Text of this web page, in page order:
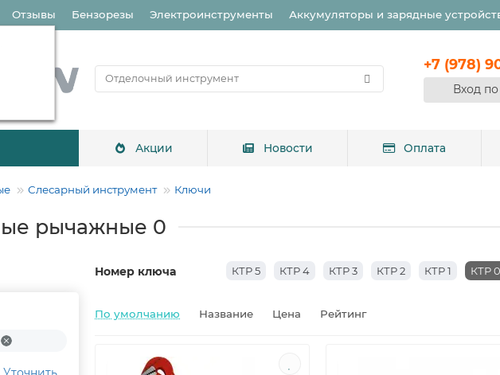
Отзывы Бензорезы Электроинструменты Аккумуляторы и зарядные
+7 (978)
Вход
Акции Новости Оплата
Слесарный инструмент Ключи
рычажные 0
Номер ключа КТР 5 КТР 4 КТР 3 КТР 2 КТР 1 КТР 0
По умолчанию Название Цена Рейтинг